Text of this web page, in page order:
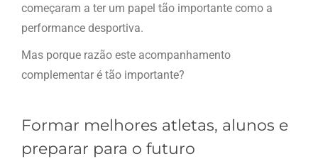
começaram a ter um papel tão importante como a
performance desportiva.
Mas porque razão este acompanhamento
complementar é tão importante?
Formar melhores atletas, alunos e
preparar para o futuro